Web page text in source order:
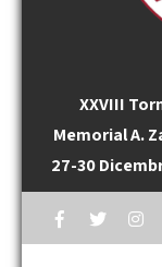
XXVIII
Memorial A.
27-30